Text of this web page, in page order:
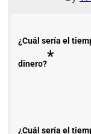
¿Cuál sería el
dinero?*
¿Cuál sería el